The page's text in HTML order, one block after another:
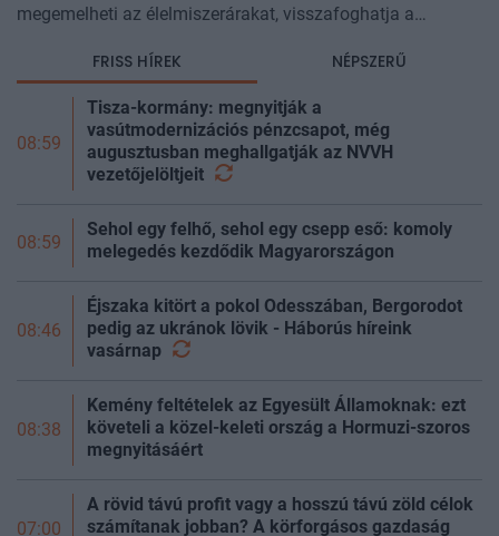
megemelheti az élelmiszerárakat, visszafoghatja a
még az állam finanszírozását is m
FRISS HÍREK NÉPSZERŰ
08:59
Tisza-kormány: megnyitják a
vasútmodernizációs pénzcsapot, még
augusztusban meghallgatják az NVVH
vezetőjelöltjeit
08:59
Sehol egy felhő, sehol egy csepp eső: komoly
melegedés kezdődik Magyarországon
08:46
Éjszaka kitört a pokol Odesszában, Bergorodot
pedig az ukránok lövik - Háborús híreink
vasárnap
08:38
Kemény feltételek az Egyesült Államoknak: ezt
követeli a közel-keleti ország a Hormuzi-szoros
megnyitásáért
07:00
A rövid távú profit vagy a hosszú távú zöld célok
számítanak jobban? A körforgásos gazdaság